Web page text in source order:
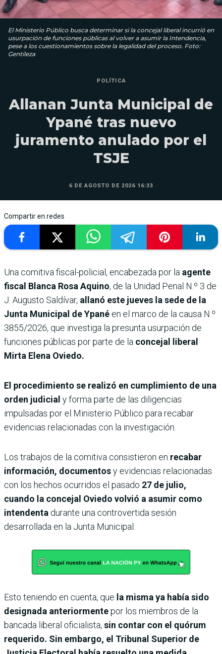
El Ministerio Público busca determinar si la concejal liberal incurrió en
usurpación de funciones públicas al volver a asumir la Intendencia,
pese a los cuestionamientos sobre la legalidad del proceso. Foto:
Gentileza
POLÍTICA
Allanan Junta Municipal de
Ypané tras nuevo
juramento anulado por el
TSJE
6 DE AGOSTO DE 2026 16:33
Compartir en redes
Una comitiva fiscal-policial, encabezada por la agente
fiscal Blanca Rosa Aquino, de la Unidad Penal N.º 3 de
J. Augusto Saldívar, allanó este jueves la sede de la
Junta Municipal de Ypané en el marco de la causa N.º
3855/2026, que investiga la presunta usurpación de
funciones públicas por parte de la concejal liberal
Mirta Elena Oviedo.
El procedimiento se realizó en cumplimiento de una
orden judicial y forma parte de las diligencias
impulsadas por el Ministerio Público para recabar
evidencias relacionadas con la investigación.
Los trabajos de la comitiva consistieron en recabar
información, documentosy evidencias relacionadas
con los hechos ocurridos el pasado 27 de julio,
cuando la concejal Oviedo volvió a asumir como
intendenta durante una controvertida sesión
desarrollada en la Junta Municipal.
Esto teniendo en cuenta, que la misma ya había sido
designada anteriormentepor los miembros de la
bancada liberal oficialista, sin contar con el quórum
requerido. Sin embargo, el Tribunal Superior de